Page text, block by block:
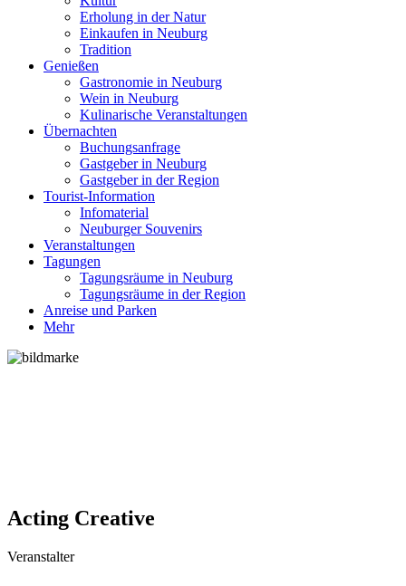
Erholung in der Natur
Einkaufen in Neuburg
Tradition
Genießen
Gastronomie in Neuburg
Wein in Neuburg
Kulinarische Veranstaltungen
Übernachten
Buchungsanfrage
Gastgeber in Neuburg
Gastgeber in der Region
Tourist-Information
Infomaterial
Neuburger Souvenirs
Veranstaltungen
Tagungen
Tagungsräume in Neuburg
Tagungsräume in der Region
Anreise und Parken
Mehr
Acting Creative
Veranstalter